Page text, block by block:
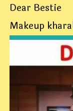
Dear Bestie
Makeup